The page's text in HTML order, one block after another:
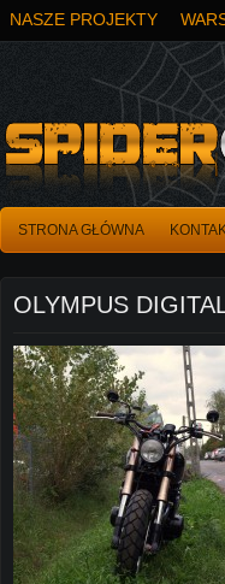
NASZE PROJEKTY
STRONA GŁÓWNA
OLYMPUS